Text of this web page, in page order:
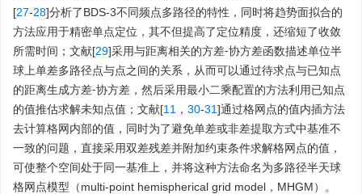
[27-28]分析了BDS-3不同频点多路径的特性，同时将趋势面拟合的
方法应用于精密单点定位，其不但提高了定位精度，还缩短了收敛
所需时间；文献[29]采用与距离相关的方差⁃协方差函数描述单位半
球上单差多路径点与点之间的关系，从而可以通过待求点与已知点
的距离生成方差⁃协方差，然后采用最小二乘配置的方法利用已知点
的值推估求解未知点值；文献[11 ， 30-31]通过格网点的值内插方法
去计算格网内部的值，同时为了避免单差或非差提取方式中基准不
一致的问题，直接采用双差残差并附加约束条件求解格网点的值，
可使整个空间处于同一基准上，并将这种方法命名为多路径半天球
格网点模型（multi-point hemispherical grid model，MHGM）。